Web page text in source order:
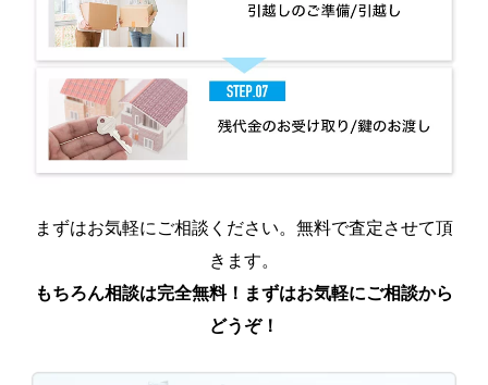
まずはお気軽にご相談ください。無料で査定させて頂
きます。
もちろん相談は完全無料！まずはお気軽にご相談から
どうぞ！